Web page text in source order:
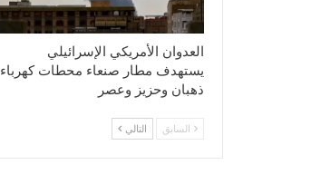
العدوان الأمريكي الإسرائيلي
يستهدف مطار صنعاء محطات كهرباء
ذهبان وحزيز وعصر
السابق التالي